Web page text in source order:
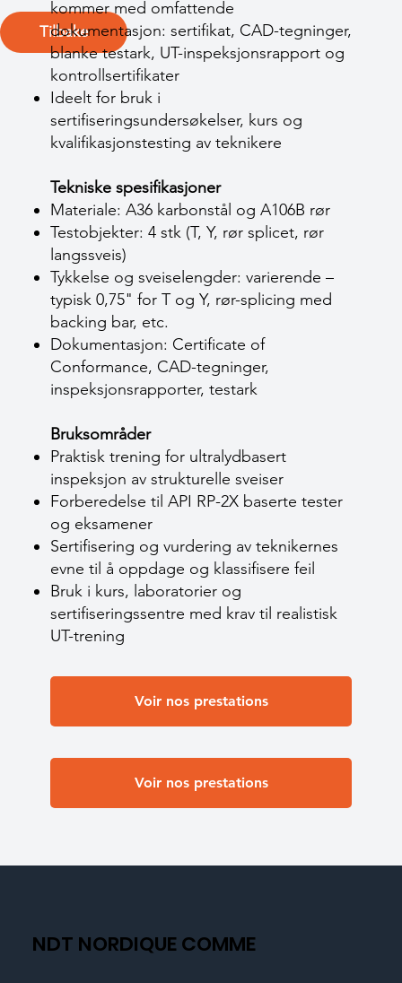
Tilbake
kommer med omfattende
dokumentasjon: sertifikat, CAD-tegninger,
blanke testark, UT-inspeksjonsrapport og
kontrollsertifikater
Ideelt for bruk i
sertifiseringsundersøkelser, kurs og
kvalifikasjonstesting av teknikere
Tekniske spesifikasjoner
Materiale: A36 karbonstål og A106B rør
Testobjekter: 4 stk (T, Y, rør splicet, rør
langssveis)
Tykkelse og sveiselengder: varierende –
typisk 0,75" for T og Y, rør-splicing med
backing bar, etc.
Dokumentasjon: Certificate of
Conformance, CAD-tegninger,
inspeksjonsrapporter, testark
Bruksområder
Praktisk trening for ultralydbasert
inspeksjon av strukturelle sveiser
Forberedelse til API RP-2X baserte tester
og eksamener
Sertifisering og vurdering av teknikernes
evne til å oppdage og klassifisere feil
Bruk i kurs, laboratorier og
sertifiseringssentre med krav til realistisk
UT-trening
Voir nos prestations
Voir nos prestations
NDT NORDIQUE COMME